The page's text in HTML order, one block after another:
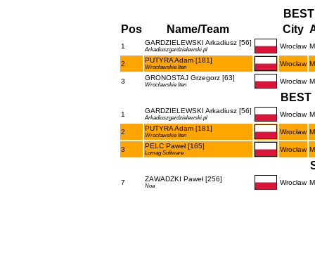
Pos
Name/Team City
1 GARDZIELEWSKI Arkadiusz [56]
Arkadiuszgardzielewski.pl Wrocław
2 PUTYRA Adam [181]
Wrocławskie Iten Wrocław
3 GRONOSTAJ Grzegorz [63]
Wrocławskie Iten Wrocław
BEST
1 GARDZIELEWSKI Arkadiusz [56]
Arkadiuszgardzielewski.pl Wrocław
2 PUTYRA Adam [181]
Wrocławskie Iten Wrocław
3 PELC Paweł [165]
Lomag Software Wrocław
7 ZAWADZKI Paweł [256]
Noa Wrocław